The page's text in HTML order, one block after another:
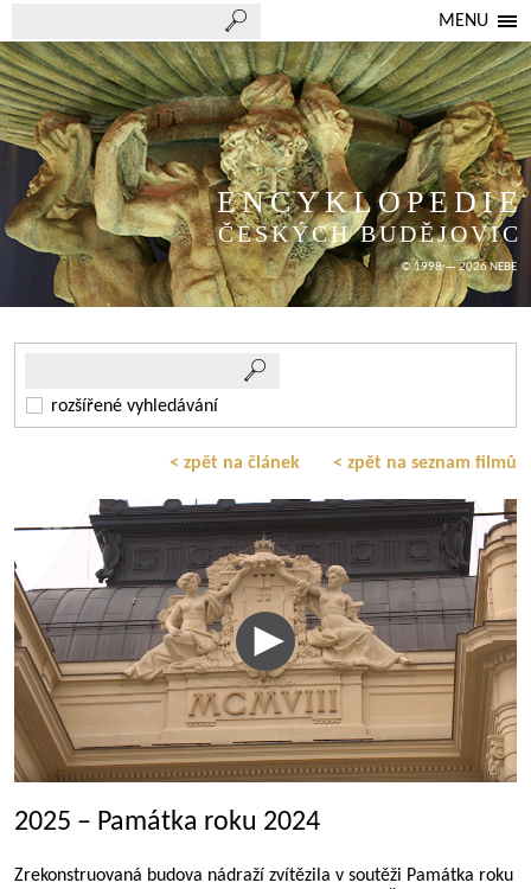
MENU
ENCYKLOPEDIE
ČESKÝCH BUDĚJOVIC
© 1998 — 2026 NEBE
rozšířené vyhledávání
< zpět na článek < zpět na seznam filmů
2025 – Památka roku 2024
Zrekonstruovaná budova nádraží zvítězila v soutěži Památka roku